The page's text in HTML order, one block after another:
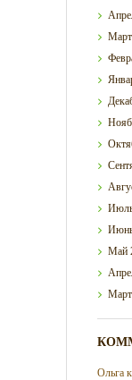
Май
Ольга